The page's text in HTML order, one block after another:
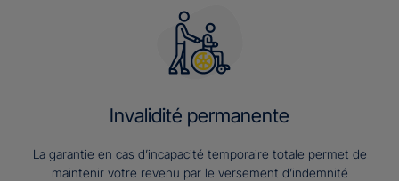
Invalidité permanente
La garantie en cas d’incapacité temporaire totale permet de
maintenir votre revenu par le versement d’indemnité